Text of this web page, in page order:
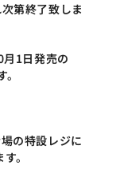
第終了致しま
月1日発売の
の特設レジに
。